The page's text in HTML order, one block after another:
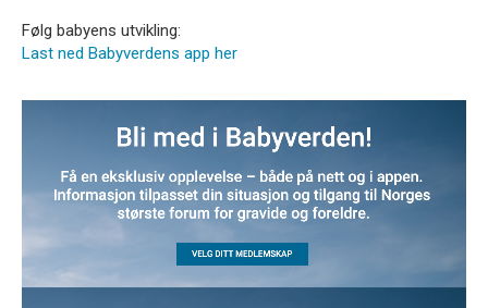
Følg babyens utvikling:
Last ned Babyverdens app her